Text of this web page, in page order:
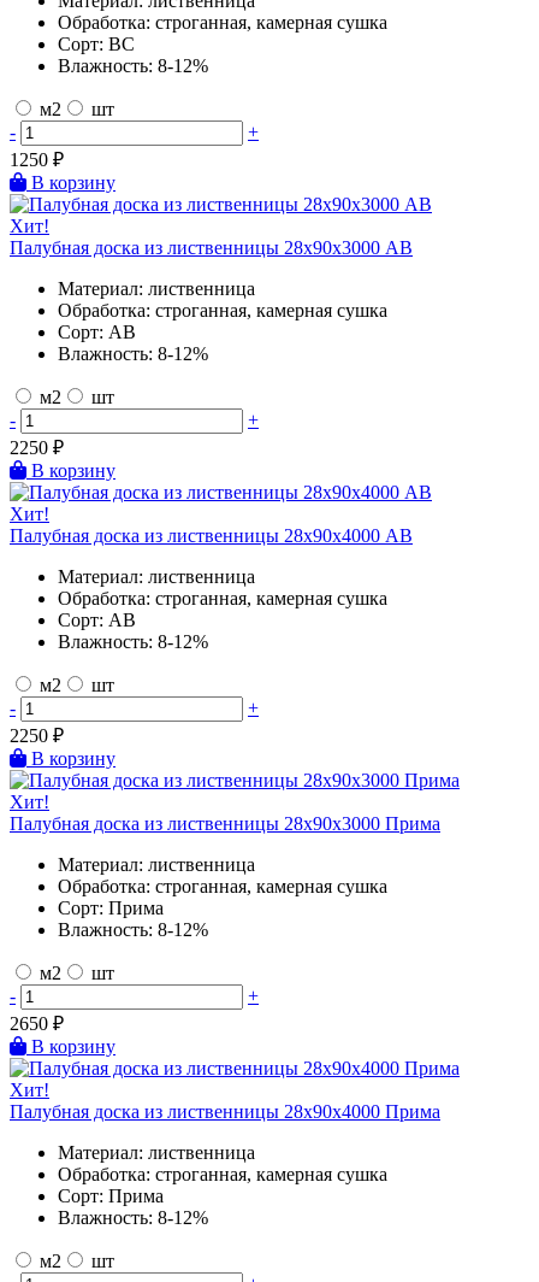
Обработка: строганная, камерная сушка
Сорт: BC
Влажность: 8-12%
м2
шт
-
+
1250 ₽
В корзину
Хит!
Палубная доска из лиственницы 28х90х3000 AB
Материал: лиственница
Обработка: строганная, камерная сушка
Сорт: AB
Влажность: 8-12%
м2
шт
-
+
2250 ₽
В корзину
Хит!
Палубная доска из лиственницы 28х90х4000 AB
Материал: лиственница
Обработка: строганная, камерная сушка
Сорт: AB
Влажность: 8-12%
м2
шт
-
+
2250 ₽
В корзину
Хит!
Палубная доска из лиственницы 28х90х3000 Прима
Материал: лиственница
Обработка: строганная, камерная сушка
Сорт: Прима
Влажность: 8-12%
м2
шт
-
+
2650 ₽
В корзину
Хит!
Палубная доска из лиственницы 28х90х4000 Прима
Материал: лиственница
Обработка: строганная, камерная сушка
Сорт: Прима
Влажность: 8-12%
м2
шт